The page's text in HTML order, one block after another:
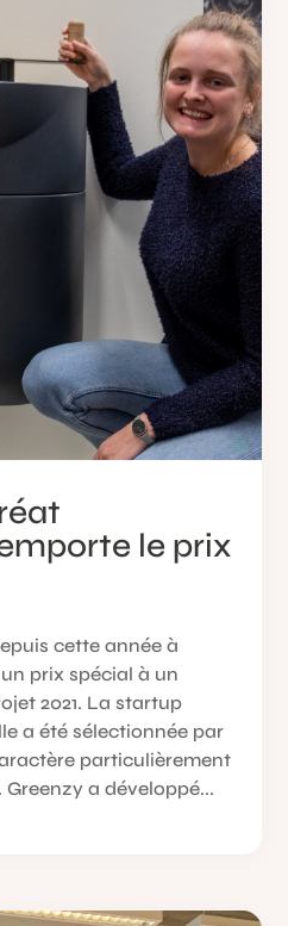
le prix
cette année à
prix spécial à un
2021. La startup
a été sélectionnée par
particulièrement
a développé...